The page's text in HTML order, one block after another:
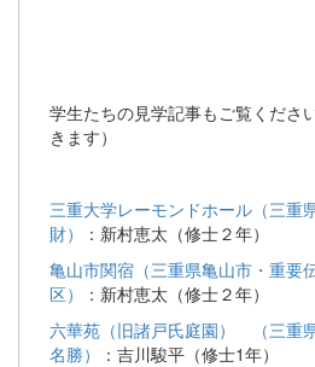
学生たちの見学記事もご覧くださ
きます）
三重大学レーモンドホール（三重
財）
：新村恵太（修士２年）
亀山市関宿（三重県亀山市・重要
区）
：新村恵太（修士２年）
六華苑（旧諸戸氏庭園） （三重
名勝）
：吉川駿平（修士1年）